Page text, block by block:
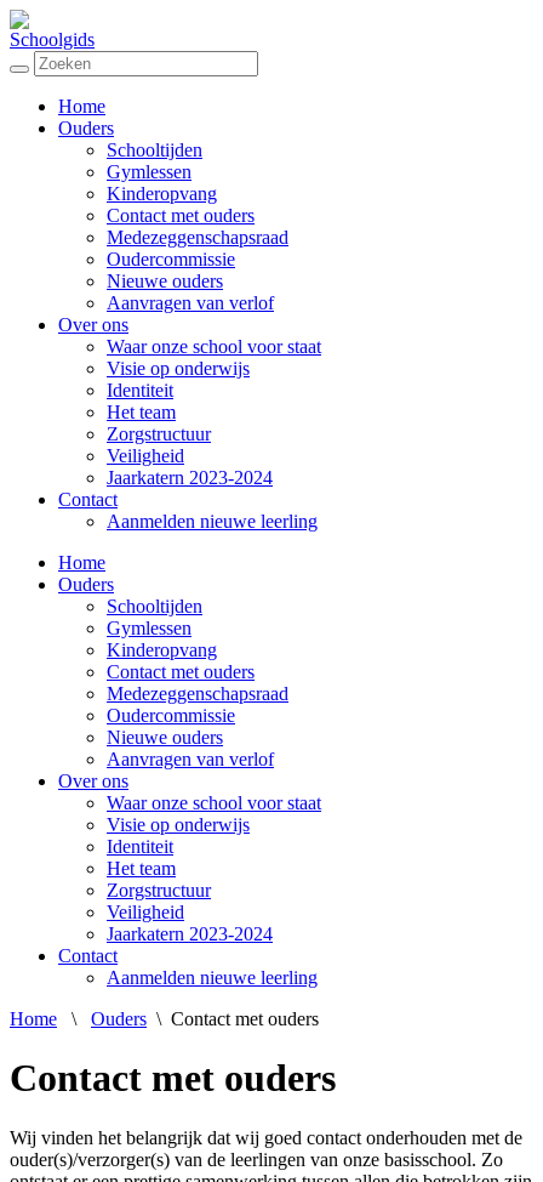
Schoolgids
Home
Ouders
Schooltijden
Gymlessen
Kinderopvang
Contact met ouders
Medezeggenschapsraad
Oudercommissie
Nieuwe ouders
Aanvragen van verlof
Over ons
Waar onze school voor staat
Visie op onderwijs
Identiteit
Het team
Zorgstructuur
Veiligheid
Jaarkatern 2023-2024
Contact
Aanmelden nieuwe leerling
Home
Ouders
Schooltijden
Gymlessen
Kinderopvang
Contact met ouders
Medezeggenschapsraad
Oudercommissie
Nieuwe ouders
Aanvragen van verlof
Over ons
Waar onze school voor staat
Visie op onderwijs
Identiteit
Het team
Zorgstructuur
Veiligheid
Jaarkatern 2023-2024
Contact
Aanmelden nieuwe leerling
Home
\ Ouders \ Contact met ouders
Contact met ouders
Wij vinden het belangrijk dat wij goed contact onderhouden met de
ouder(s)/verzorger(s) van de leerlingen van onze basisschool. Zo